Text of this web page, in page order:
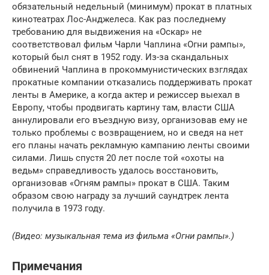
обязательный недельный (минимум) прокат в платных
кинотеатрах Лос-Анджелеса. Как раз последнему
требованию для выдвижения на «Оскар» не
соответствовал фильм Чарли Чаплина «Огни рампы»,
который был снят в 1952 году. Из-за скандальных
обвинений Чаплина в прокоммунистических взглядах
прокатные компании отказались поддерживать прокат
ленты в Америке, а когда актер и режиссер выехал в
Европу, чтобы продвигать картину там, власти США
аннулировали его въездную визу, организовав ему не
только проблемы с возвращением, но и сведя на нет
его планы начать рекламную кампанию ленты своими
силами. Лишь спустя 20 лет после той «охоты на
ведьм» справедливость удалось восстановить,
организовав «Огням рампы» прокат в США. Таким
образом свою награду за лучший саундтрек лента
получила в 1973 году.
(Видео: музыкальная тема из фильма «Огни рампы».)
Примечания